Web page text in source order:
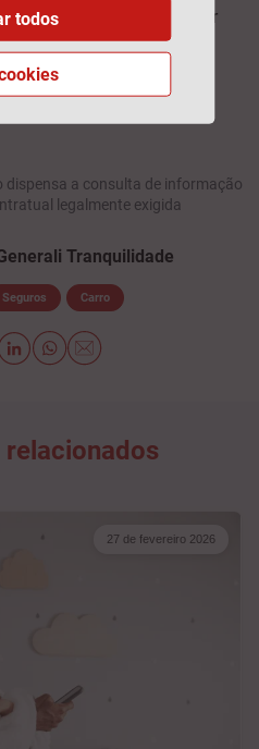
o que lhe pode acontecer
automóvel.
dispensa a consulta de informação
legalmente exigida
Tranquilidade
Seguros Carro
relacionados
27 de fevereiro 2026
todos